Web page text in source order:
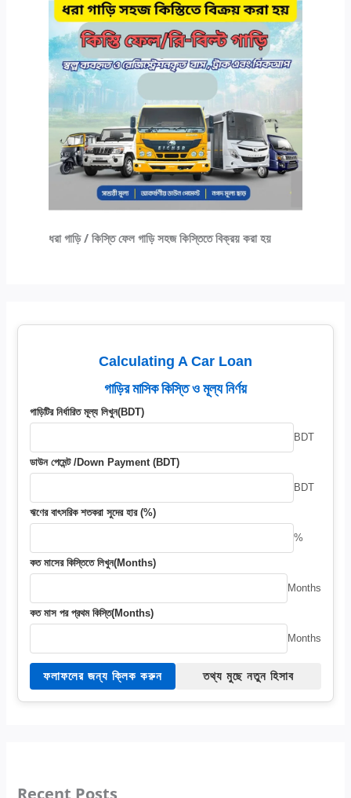
ধরা গাড়ি / কিস্তি ফেল গাড়ি সহজ কিস্তিতে বিক্রয় করা হয়
Calculating A Car Loan
গাড়ির মাসিক কিস্তি ও মূল্য নির্ণয়
গাড়িটির নির্ধারিত মূল্য লিখুন(BDT)
BDT
ডাউন পেমেন্ট /Down Payment (BDT)
BDT
ঋণের বাৎসরিক শতকরা সুদের হার (%)
%
কত মাসের কিস্তিতে লিখুন(Months)
Months
কত মাস পর প্রথম কিস্তি(Months)
Months
ফলাফলের জন্য ক্লিক করুন তথ্য মুছে নতুন হিসাব